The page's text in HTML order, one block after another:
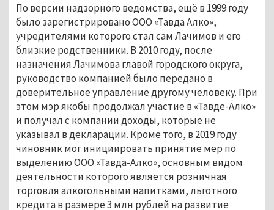
По версии надзорного ведомства, ещё в 1999 году
было зарегистрировано ООО «Тавда Алко»,
учредителями которого стал сам Лачимов и его
близкие родственники. В 2010 году, после
назначения Лачимова главой городского округа,
руководство компанией было передано в
доверительное управление другому человеку. При
этом мэр якобы продолжал участие в «Тавде-Алко»
и получал с компании доходы, которые не
указывал в декларации. Кроме того, в 2019 году
чиновник мог инициировать принятие мер по
выделению ООО «Тавда-Алко», основным видом
деятельности которого является розничная
торговля алкогольными напитками, льготного
кредита в размере 3 млн рублей на развитие